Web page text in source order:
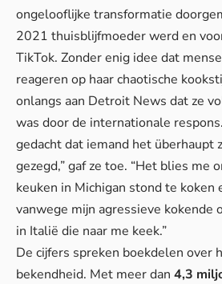
ongelooflijke transformatie
2021 thuisblijfmoeder werd en
TikTok. Zonder enig idee dat
reageren op haar chaotische
onlangs aan Detroit News dat ze
was door de internationale
gedacht dat iemand het überhaupt
gezegd,” gaf ze toe. “Het blies me
keuken in Michigan stond te koken
vanwege mijn agressieve kokende
in Italië die naar me keek.”
De cijfers spreken boekdelen over
bekendheid. Met meer dan 4,3